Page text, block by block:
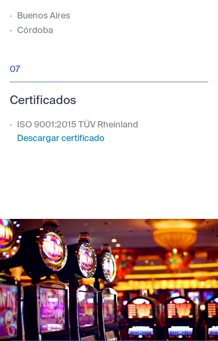
Buenos Aires
Córdoba
07
Certificados
ISO 9001:2015 TÜV Rheinland
Descargar certificado